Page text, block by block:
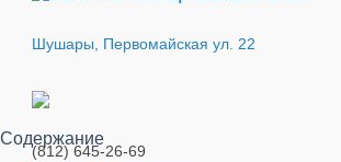
Шушары, Первомайская ул. 22
(812) 645-26-69
Содержание